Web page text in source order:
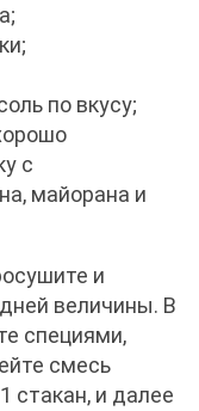
по вкусу;
с
майорана и
и
величины. В
специями,
смесь
стакан, и далее